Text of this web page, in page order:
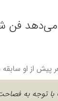
فن
توجه به